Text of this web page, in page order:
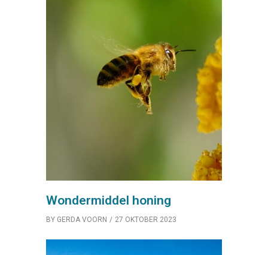
Wondermiddel honing
BY GERDA VOORN 27 OKTOBER 2023